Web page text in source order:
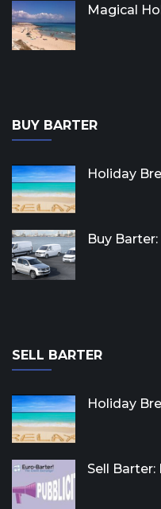
Magical
BUY BARTER
Holiday
Buy
SELL BARTER
Holiday
Sell Barter: